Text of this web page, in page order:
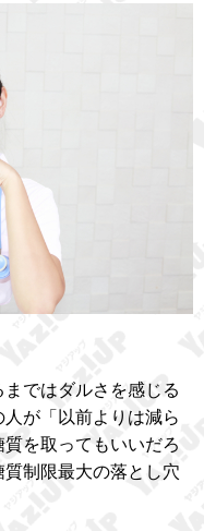
ではダルさを感じる
が「以前よりは減ら
を取ってもいいだろ
制限最大の落とし穴